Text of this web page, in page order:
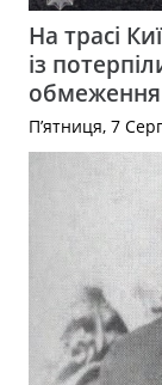
На трасі
із
обмеження
П’ятниця, 7